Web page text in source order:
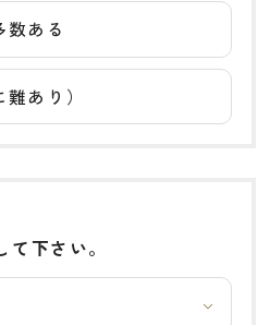
ある
あり）
下さい。